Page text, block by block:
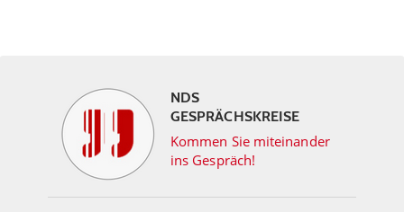
NDS
GESPRÄCHSKREISE
Kommen Sie miteinander
ins Gespräch!